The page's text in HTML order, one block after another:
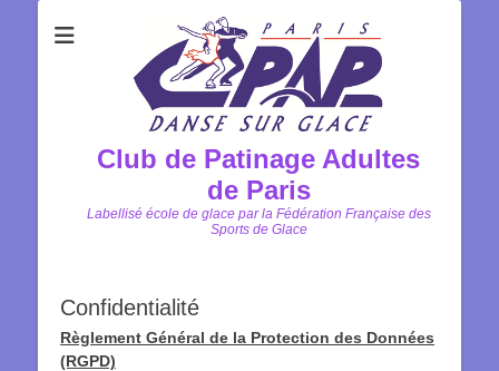
Club de Patinage Adultes
de Paris
Labellisé école de glace par la Fédération Française des
Sports de Glace
Confidentialité
Règlement Général de la Protection des Données
(RGPD)